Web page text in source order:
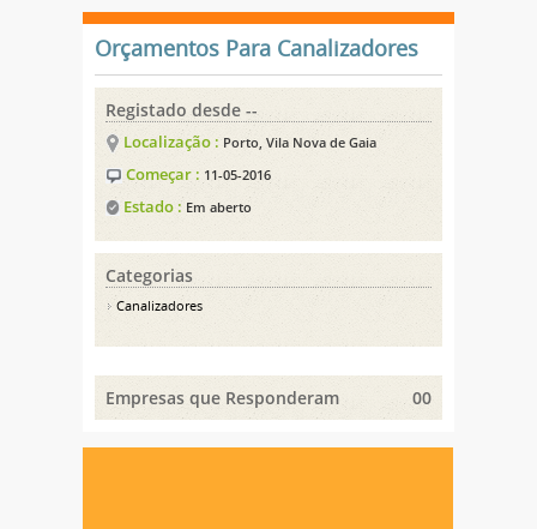
Orçamentos Para Canalizadores
Registado desde --
Localização : Porto, Vila Nova de Gaia
Começar : 11-05-2016
Estado : Em aberto
Categorias
Canalizadores
Empresas que Responderam 00